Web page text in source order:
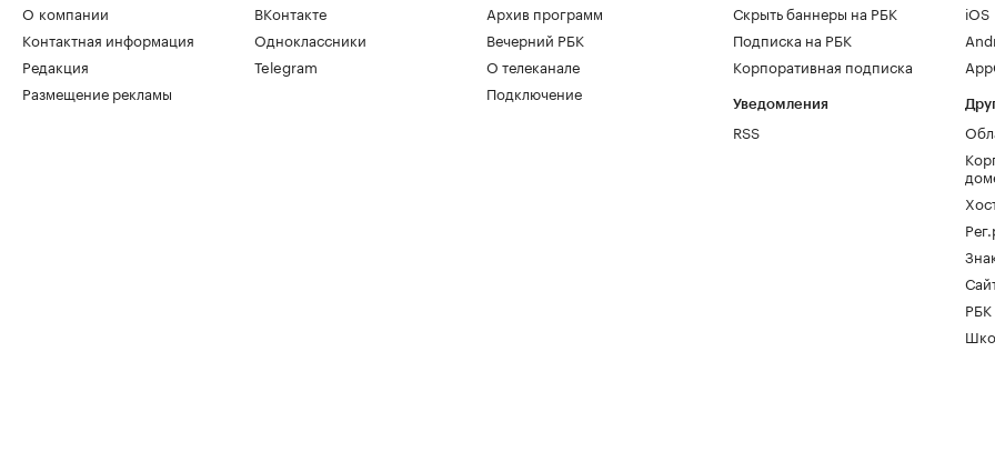
О компании
Контактная информация
Редакция
Размещение рекламы
ВКонтакте
Одноклассники
Telegram
Архив программ
Вечерний РБК
О телеканале
Подключение
Скрыть баннеры на РБК
Подписка на РБК
Корпоративная подписка
Уведомления
RSS
iOS